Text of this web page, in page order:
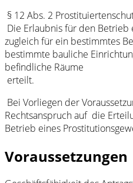
§ 12 Abs. 2
Die Erlaubnis für den
zugleich für ein bestimmtes
bestimmte bauliche
befindliche Räume
erteilt.
Bei Vorliegen der
Rechtsanspruch auf die
Betrieb eines
Voraussetzungen